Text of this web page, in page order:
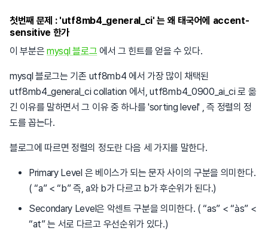
첫번째 문제 : 'utf8mb4_general_ci' 는 왜 태국어에 accent-
sensitive 한가
이 부분은mysql 블로그 에서 그 힌트를 얻을 수 있다.
mysql 블로그는 기존 utf8mb4 에서 가장 많이 채택된
utf8mb4_general_ci collation 에서, utf8mb4_0900_ai_ci 로 옮
긴 이유를 말하면서 그 이유 중 하나를 'sorting level' , 즉 정렬의 정
도를 꼽는다.
블로그에 따르면 정렬의 정도란 다음 세 가지를 말한다.
Primary Level 은 베이스가 되는 문자 사이의 구분을 의미한다.
( “a” < “b” 즉, a와 b가 다르고 b가 후순위가 된다.)
Secondary Level은 악센트 구분을 의미한다. ( “as” < “às” <
“at” 는 서로 다르고 우선순위가 있다.)